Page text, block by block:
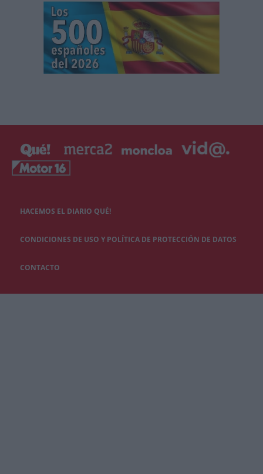
HACEMOS EL DIARIO QUÉ!
CONDICIONES DE USO Y POLÍTICA DE PROTECCIÓN DE DATOS
CONTACTO